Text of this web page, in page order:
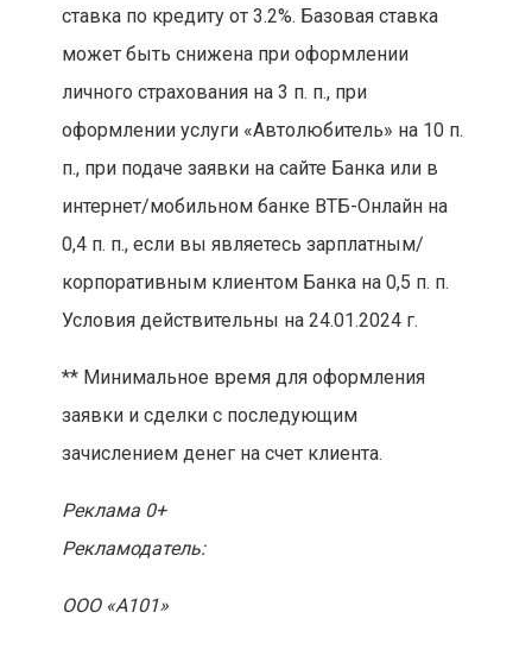
ставка по кредиту от 3.2%. Базовая ставка
может быть снижена при оформлении
личного страхования на 3 п. п., при
оформлении услуги «Автолюбитель» на 10 п.
п., при подаче заявки на сайте Банка или в
интернет/мобильном банке ВТБ-Онлайн на
0,4 п. п., если вы являетесь зарплатным/
корпоративным клиентом Банка на 0,5 п. п.
Условия действительны на 24.01.2024 г.
** Минимальное время для оформления
заявки и сделки с последующим
зачислением денег на счет клиента.
Реклама 0+
Рекламодатель:
ООО «А101»